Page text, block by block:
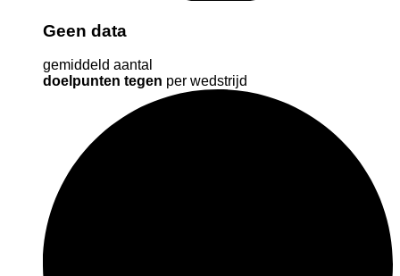
Geen data
gemiddeld aantal
doelpunten tegen per wedstrijd